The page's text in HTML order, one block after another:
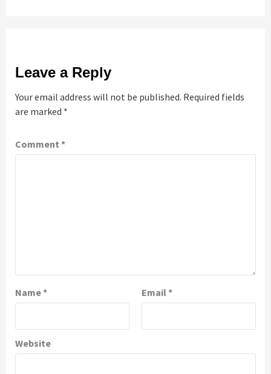
Leave a Reply
Your email address will not be published. Required fields
are marked *
Comment *
Name* Email *
Website